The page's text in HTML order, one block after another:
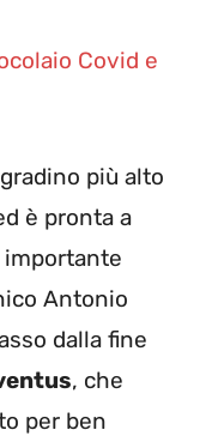
Covid e
più alto
è pronta a
importante
Antonio
dalla fine
, che
per ben